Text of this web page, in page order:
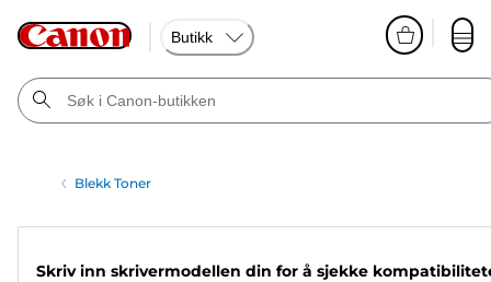
Butikk
Blekk Toner
Skriv inn skrivermodellen din for å sjekke